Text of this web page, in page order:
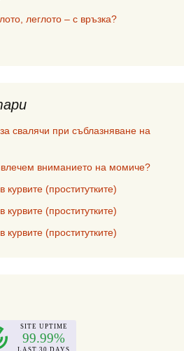
леглото – с връзка?
свалячи при съблазняване на
вниманието на момиче?
курвите (проститутките)
курвите (проститутките)
курвите (проститутките)